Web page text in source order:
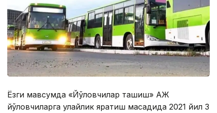
Ёзги мавсумда «Йўловчилар ташиш» АЖ
йўловчиларга қулайлик яратиш мақсадида 2021 йил 3